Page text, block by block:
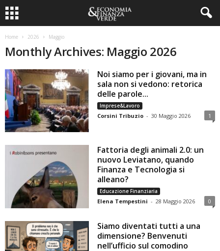
Home 2026 Maggio
Monthly Archives: Maggio 2026
Noi siamo per i giovani, ma in
sala non si vedono: retorica
delle parole...
Imprese&Lavoro
Corsini Tribuzio - 30 Maggio 2026 1
Fattoria degli animali 2.0: un
nuovo Leviatano, quando
Finanza e Tecnologia si
alleano?
Educazione Finanziaria
Elena Tempestini - 28 Maggio 2026 0
Siamo diventati tutti a una
dimensione? Benvenuti
nell’ufficio sul comodino